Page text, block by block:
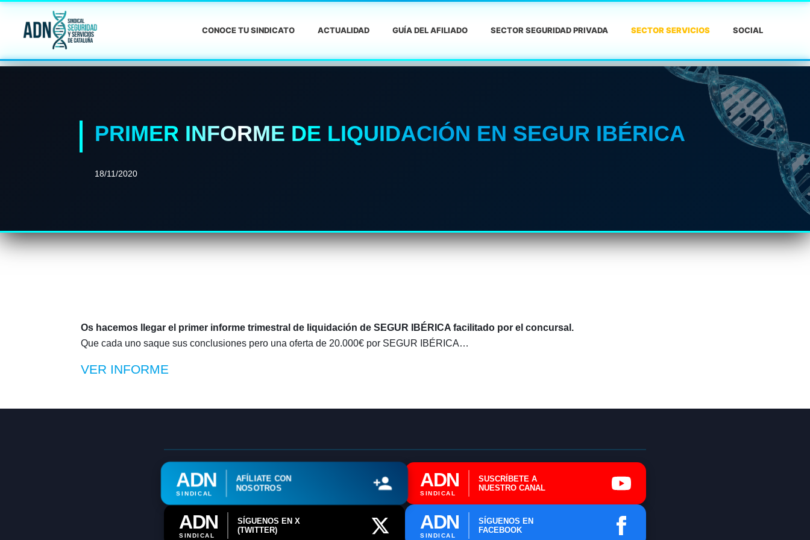
CONOCE TU SINDICATO ACTUALIDAD GUÍA DEL AFILIADO SECTOR SEGURIDAD PRIVADA SECTOR SERVICIOS SOCIAL
PRIMER INFORME DE LIQUIDACIÓN EN SEGUR IBÉRICA
18/11/2020
Os hacemos llegar el primer informe trimestral de liquidación de SEGUR IBÉRICA facilitado por el concursal.
Que cada uno saque sus conclusiones pero una oferta de 20.000€ por SEGUR IBÉRICA…
VER INFORME
ADN
SINDICAL
AFÍLIATE CON
NOSOTROS
ADN
SINDICAL
SUSCRÍBETE A
NUESTRO CANAL
ADN
SINDICAL
SÍGUENOS EN X
(TWITTER)
ADN
SINDICAL
SÍGUENOS EN
FACEBOOK
ℹ️ Consulta General a Sede (Email)
⚖️ Dpto. Jurídico y Abogados (Email)
🤖 Dudas Rápidas del Convenio (IA)